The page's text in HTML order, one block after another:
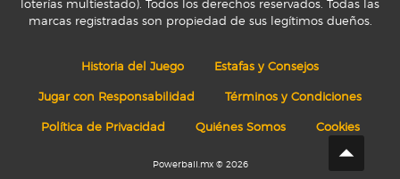
loterías multiestado). Todos los derechos reservados. Todas las
marcas registradas son propiedad de sus legítimos dueños.
Historia del Juego Estafas y Consejos
Jugar con Responsabilidad Términos y Condiciones
Política de Privacidad Quiénes Somos Cookies
Powerball.mx © 2026